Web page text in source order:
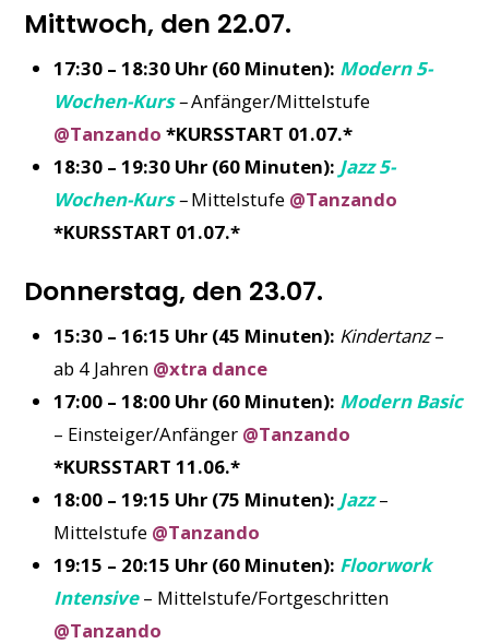
Mittwoch, den 22.07.
17:30 – 18:30 Uhr (60 Minuten): Modern 5-
Wochen-Kurs –Anfänger/Mittelstufe
@Tanzando *KURSSTART 01.07.*
18:30 – 19:30 Uhr (60 Minuten): Jazz 5-
Wochen-Kurs–Mittelstufe @Tanzando
*KURSSTART 01.07.*
Donnerstag, den 23.07.
15:30 – 16:15 Uhr (45 Minuten): Kindertanz–
ab 4 Jahren @xtra dance
17:00 – 18:00 Uhr (60 Minuten): Modern Basic
– Einsteiger/Anfänger @Tanzando
*KURSSTART 11.06.*
18:00 – 19:15 Uhr (75 Minuten): Jazz–
Mittelstufe @Tanzando
19:15 – 20:15 Uhr (60 Minuten): Floorwork
Intensive– Mittelstufe/Fortgeschritten
@Tanzando